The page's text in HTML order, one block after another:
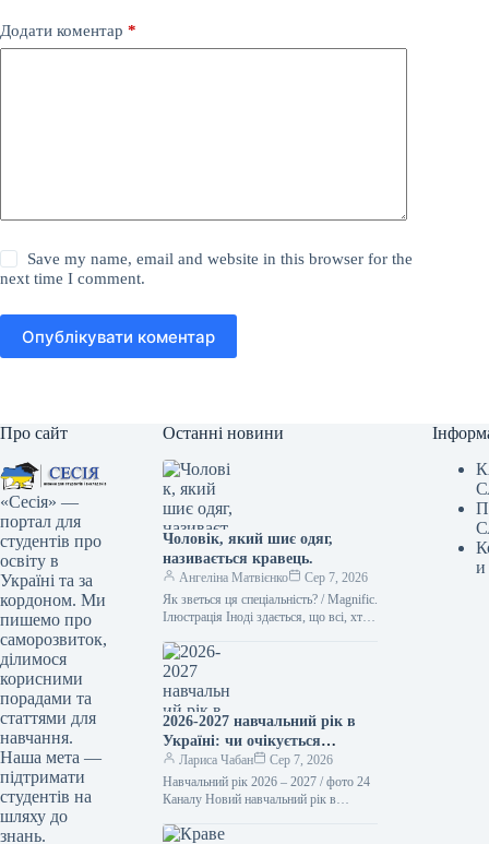
Додати коментар *
Save my name, email and website in this browser for the
next time I comment.
Опублікувати коментар
Про сайт
«Сесія» —
портал для
студентів про
освіту в
Україні та за
кордоном. Ми
пишемо про
саморозвиток,
ділимося
корисними
порадами та
статтями для
навчання.
Наша мета —
підтримати
студентів на
шляху до
знань.
Останні новини
Чоловік, який шиє одяг,
називається кравець.
Ангеліна Матвієнко
Сер 7, 2026
Як зветься ця спеціальність? / Magnific.
Ілюстрація Іноді здається, що всі, хто
“швачки”. Проте українська…
2026-2027 навчальний рік в
Україні: чи очікується
підвищення заробітної плати
вчителів та стипендій з 1
вересня
Лариса Чабан
Сер 7, 2026
Навчальний рік 2026 – 2027 / фото 24
Каналу Новий навчальний рік в
розпочнеться 1 вересня. З…
и